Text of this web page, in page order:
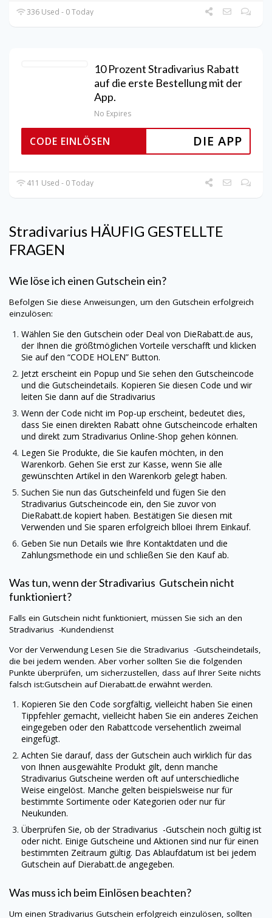
336 Used - 0 Today
10 Prozent Stradivarius Rabatt
auf die erste Bestellung mit der
App.
No Expires
DIE APP
CODE EINLÖSEN
411 Used - 0 Today
Stradivarius HÄUFIG GESTELLTE
FRAGEN
Wie löse ich einen Gutschein ein?
Befolgen Sie diese Anweisungen, um den Gutschein erfolgreich
einzulösen:
Wählen Sie den Gutschein oder Deal von DieRabatt.de aus,
der Ihnen die größtmöglichen Vorteile verschafft und klicken
Sie auf den “CODE HOLEN” Button.
Jetzt erscheint ein Popup und Sie sehen den Gutscheincode
und die Gutscheindetails. Kopieren Sie diesen Code und wir
leiten Sie dann auf die Stradivarius
Wenn der Code nicht im Pop-up erscheint, bedeutet dies,
dass Sie einen direkten Rabatt ohne Gutscheincode erhalten
und direkt zum Stradivarius Online-Shop gehen können.
Legen Sie Produkte, die Sie kaufen möchten, in den
Warenkorb. Gehen Sie erst zur Kasse, wenn Sie alle
gewünschten Artikel in den Warenkorb gelegt haben.
Suchen Sie nun das Gutscheinfeld und fügen Sie den
Stradivarius Gutscheincode ein, den Sie zuvor von
DieRabatt.de kopiert haben. Bestätigen Sie diesen mit
Verwenden und Sie sparen erfolgreich blloei Ihrem Einkauf.
Geben Sie nun Details wie Ihre Kontaktdaten und die
Zahlungsmethode ein und schließen Sie den Kauf ab.
Was tun, wenn derStradivarius Gutschein nicht
funktioniert?
Falls ein Gutschein nicht funktioniert, müssen Sie sich an den
Stradivarius -Kundendienst
Vor der Verwendung Lesen Sie die Stradivarius -Gutscheindetails,
die bei jedem wenden. Aber vorher sollten Sie die folgenden
Punkte überprüfen, um sicherzustellen, dass auf Ihrer Seite nichts
falsch ist:Gutschein aufDierabatt.de erwähnt werden.
Kopieren Sie den Code sorgfältig, vielleicht haben Sie einen
Tippfehler gemacht, vielleicht haben Sie ein anderes Zeichen
eingegeben oder den Rabattcode versehentlich zweimal
eingefügt.
Achten Sie darauf, dass der Gutschein auch wirklich für das
von Ihnen ausgewählte Produkt gilt, denn manche
Stradivarius Gutscheine werden oft auf unterschiedliche
Weise eingelöst. Manche gelten beispielsweise nur für
bestimmte Sortimente oder Kategorien oder nur für
Neukunden.
Überprüfen Sie, ob derStradivarius -Gutschein noch gültig ist
oder nicht. Einige Gutscheine und Aktionen sind nur für einen
bestimmten Zeitraum gültig. Das Ablaufdatum ist bei jedem
Gutschein auf Dierabatt.de angegeben.
Was muss ich beim Einlösen beachten?
Um einen Stradivarius Gutschein erfolgreich einzulösen, sollten